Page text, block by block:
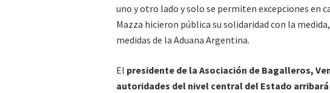
uno y otro lado y solo se permiten excepciones en
Mazza hicieron pública su solidaridad con la
medidas de la Aduana Argentina.
El presidente de la Asociación de Bagalleros,
autoridades del nivel central del Estado arribará